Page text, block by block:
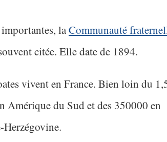
laCommunauté
citée. Elle date de 1894.
vivent en France. Bien loin du
du Sud et des 350000 en